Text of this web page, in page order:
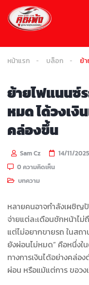
หน้าแรก บล็อก ย้
ย้ายไฟแนนซ์
หมด ได้วงเงิ
คล่องขึ้น
Sam Cz
14/11/2025
0 ความคิดเห็น
บทความ
หลายคนอาจกำลังเผชิญ
จ่ายแต่ละเดือนชักหน้าไม่
แต่ไม่อยากขายรถ ในส
ยังผ่อนไม่หมด” คือหนึ่งใ
ทางการเงินได้อย่างคล่อ
ผ่อน หรือแม้แต่การ ขอวง